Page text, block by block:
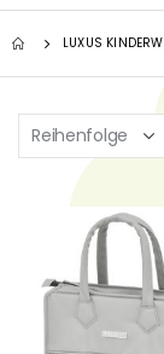
LUXUS